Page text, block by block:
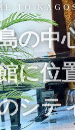
TO
の中
に位
シテ